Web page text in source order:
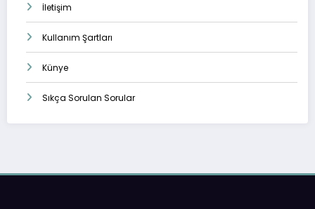
İletişim
Kullanım Şartları
Künye
Sıkça Sorulan Sorular